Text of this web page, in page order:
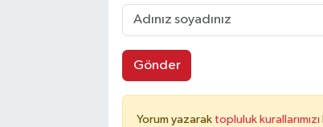
Gönder
Yorum yazarak topluluk kurallarımızı